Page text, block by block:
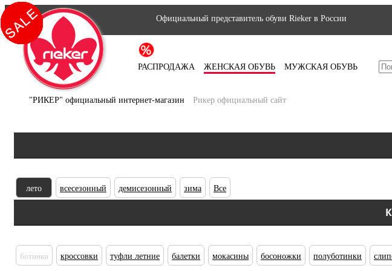
Официальный представитель обуви Rieker в России
РАСПРОДАЖА ЖЕНСКАЯ ОБУВЬ МУЖСКАЯ ОБУВЬ
"РИКЕР" официальный интернет-магазин Рикер официальный сайт
лето всесезонный демисезонный зима Все
ботинки кроссовки туфли летние балетки мокасины босоножки полуботинки